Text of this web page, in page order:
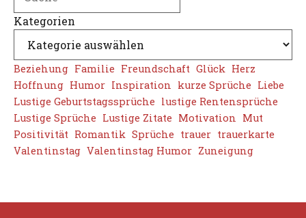
Kategorien
Beziehung Familie Freundschaft Glück Herz
Hoffnung Humor Inspiration kurze Sprüche Liebe
Lustige Geburtstagssprüche lustige Rentensprüche
Lustige Sprüche Lustige Zitate Motivation Mut
Positivität Romantik Sprüche trauer trauerkarte
Valentinstag Valentinstag Humor Zuneigung